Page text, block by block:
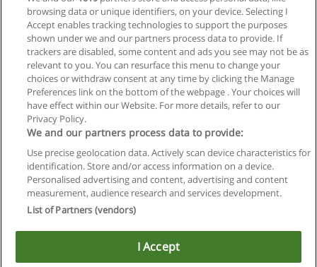
Regras de uso
Privacidade de dados
Copyright © Educaedu Business S.L. - CIF : B-95610580: -
browsing data or unique identifiers, on your device. Selecting I
Accept enables tracking technologies to support the purposes
shown under we and our partners process data to provide. If
trackers are disabled, some content and ads you see may not be as
relevant to you. You can resurface this menu to change your
choices or withdraw consent at any time by clicking the Manage
Preferences link on the bottom of the webpage . Your choices will
have effect within our Website. For more details, refer to our
Privacy Policy.
We and our partners process data to provide:
Use precise geolocation data. Actively scan device characteristics for
identification. Store and/or access information on a device.
Personalised advertising and content, advertising and content
measurement, audience research and services development.
List of Partners (vendors)
I Accept